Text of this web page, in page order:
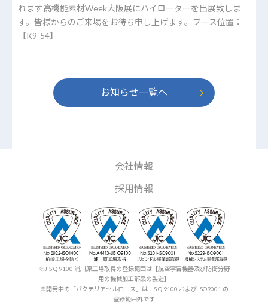
れます高機能素材Week大阪展にハイローターを出展致しま
す。皆様からのご来場をお待ち申し上げます。ブース位置：
【K9-54】
お知らせ一覧へ
会社情報
採用情報
※JIS Q 9100 浦川原工場取得の登録範囲は【航空宇宙機器及び防衛分野
用の機械加工部品の製造】
※開発中の「バクテリアセルロース」は JIS Q 9100 および ISO9001 の
登録範囲外です